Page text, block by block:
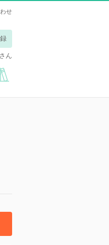
せ
ん